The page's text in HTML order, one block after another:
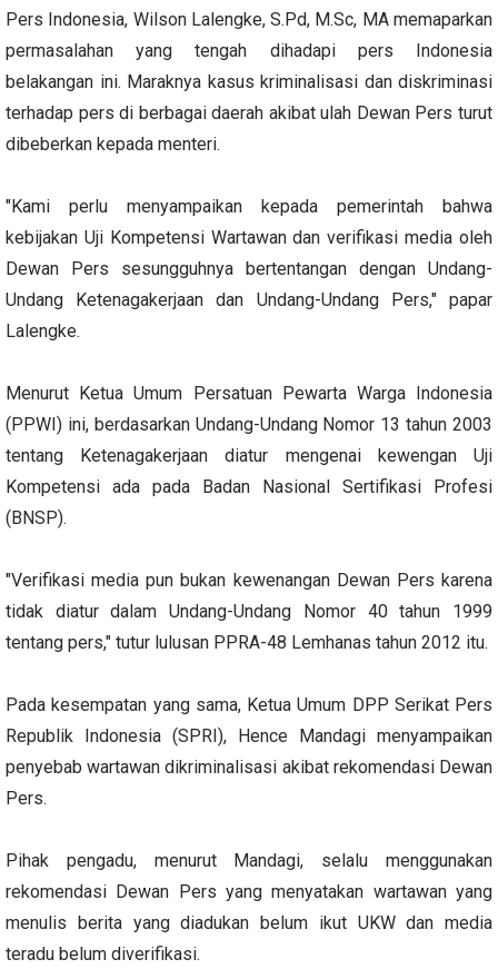
Pers Indonesia, Wilson Lalengke, S.Pd, M.Sc, MA memaparkan
permasalahan yang tengah dihadapi pers Indonesia
belakangan ini. Maraknya kasus kriminalisasi dan diskriminasi
terhadap pers di berbagai daerah akibat ulah Dewan Pers turut
dibeberkan kepada menteri.
"Kami perlu menyampaikan kepada pemerintah bahwa
kebijakan Uji Kompetensi Wartawan dan verifikasi media oleh
Dewan Pers sesungguhnya bertentangan dengan Undang-
Undang Ketenagakerjaan dan Undang-Undang Pers," papar
Lalengke.
Menurut Ketua Umum Persatuan Pewarta Warga Indonesia
(PPWI) ini, berdasarkan Undang-Undang Nomor 13 tahun 2003
tentang Ketenagakerjaan diatur mengenai kewengan Uji
Kompetensi ada pada Badan Nasional Sertifikasi Profesi
(BNSP).
"Verifikasi media pun bukan kewenangan Dewan Pers karena
tidak diatur dalam Undang-Undang Nomor 40 tahun 1999
tentang pers," tutur lulusan PPRA-48 Lemhanas tahun 2012 itu.
Pada kesempatan yang sama, Ketua Umum DPP Serikat Pers
Republik Indonesia (SPRI), Hence Mandagi menyampaikan
penyebab wartawan dikriminalisasi akibat rekomendasi Dewan
Pers.
Pihak pengadu, menurut Mandagi, selalu menggunakan
rekomendasi Dewan Pers yang menyatakan wartawan yang
menulis berita yang diadukan belum ikut UKW dan media
teradu belum diverifikasi.